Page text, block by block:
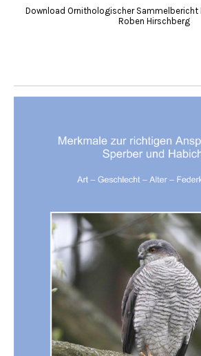
Download Ornithologischer Sammelbericht
Roben Hirschberg